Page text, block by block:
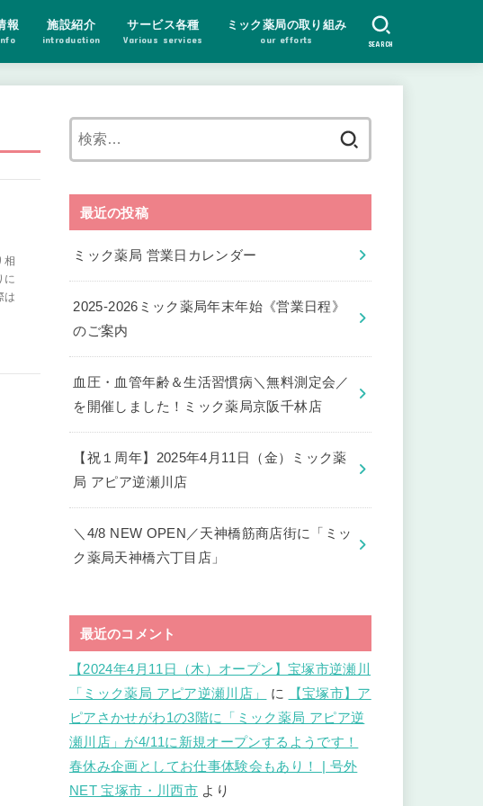
報 施設紹介
introduction
サービス各種
Various services
ミック薬局の取り組み
our efforts SEARCH
相
に
は
最近の投稿
ミック薬局 営業日カレンダー
2025-2026ミック薬局年末年始《営業日程》
のご案内
血圧・血管年齢＆生活習慣病＼無料測定会／
を開催しました！ミック薬局京阪千林店
【祝１周年】2025年4月11日（金）ミック薬
局 アピア逆瀬川店
＼4/8 NEW OPEN／天神橋筋商店街に「ミッ
ク薬局天神橋六丁目店」
最近のコメント
【2024年4月11日（木）オープン】宝塚市逆瀬川
「ミック薬局 アピア逆瀬川店」
に
【宝塚市】ア
ピアさかせがわ1の3階に「ミック薬局 アピア逆
瀬川店」が4/11に新規オープンするようです！
春休み企画としてお仕事体験会もあり！ | 号外
NET 宝塚市・川西市 より